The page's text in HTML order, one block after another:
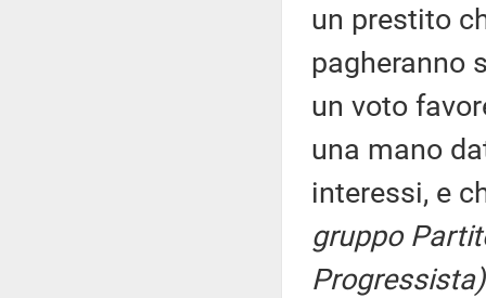
un prestito
pagheranno
un voto
una mano
interessi, e
gruppo
Progressista)